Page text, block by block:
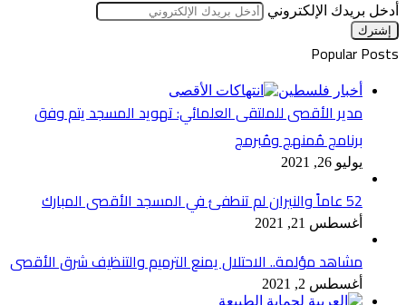
أدخل بريدك الإلكتروني
Popular Posts
أخبار فلسطين
مدير الأقصى للملتقى العلمائي: تهويد المسجد يتم وفق
برنامج مُمنهج ومُبرمج
يوليو 26, 2021
52 عاماً والنيران لم تنطفئ في المسجد الأقصى المبارك
أغسطس 21, 2021
مشاهد مؤلمة.. الاحتلال يمنع الترميم والتنظيف شرق الأقصى
أغسطس 2, 2021